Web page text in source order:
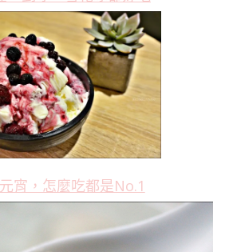
宵，怎麼吃都是No.1